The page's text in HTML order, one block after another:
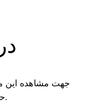
جهت مشاهده این
حساب کاربری سازمانی وارد شوید.